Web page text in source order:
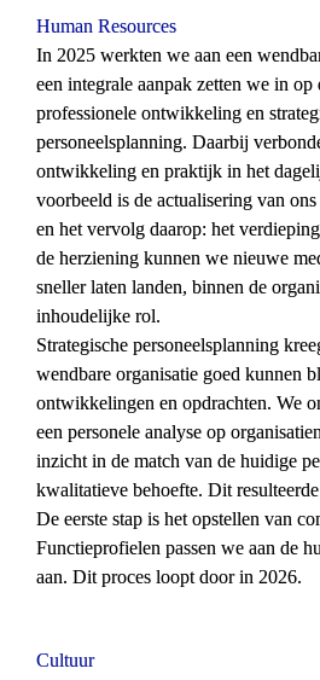
Human Resources
In 2025 werkten we aan een
een integrale aanpak zetten we in op
professionele ontwikkeling en
personeelsplanning. Daarbij
ontwikkeling en praktijk in het
voorbeeld is de actualisering van
en het vervolg daarop: het
de herziening kunnen we nieuwe
sneller laten landen, binnen de
inhoudelijke rol.
Strategische personeelsplanning
wendbare organisatie goed kunnen
ontwikkelingen en opdrachten. We
een personele analyse op
inzicht in de match van de huidige
kwalitatieve behoefte. Dit
De eerste stap is het opstellen van
Functieprofielen passen we aan de
aan. Dit proces loopt door in 2026.
Cultuur